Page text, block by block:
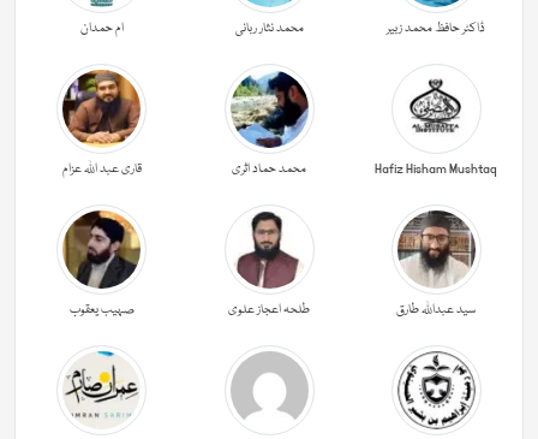
ڈاکٹر حافظ محمد زبیر محمد نثار ربانی ام حمدان
Hafiz Hisham Mushtaq محمد حماد اثری قاری عبد اللہ عزام
سید عبداللہ طارق طلحہ اعجاز علوی صہیب یعقوب